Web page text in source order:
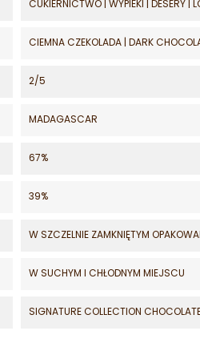
CUKIERNICTWO | WYPIEKI | DESERY |
CIEMNA CZEKOLADA | DARK
2/5
MADAGASCAR
67%
39%
W SZCZELNIE ZAMKNIĘTYM
W SUCHYM I CHŁODNYM MIEJSCU
SIGNATURE COLLECTION